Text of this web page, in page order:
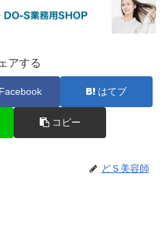
アする
Facebook はてブ
コピー
どＳ美容師